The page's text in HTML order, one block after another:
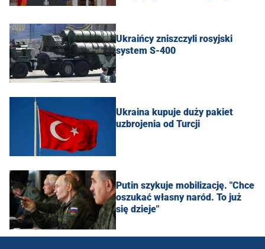
Ukraińcy zniszczyli rosyjski
system S-400
Ukraina kupuje duży pakiet
uzbrojenia od Turcji
Putin szykuje mobilizację. "Chce
oszukać własny naród. To już
się dzieje"